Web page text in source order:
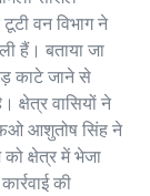
वन विभाग ने
हैं। बताया जा
काटे जाने से
क्षेत्र वासियों ने
आशुतोष सिंह ने
क्षेत्र में भेजा
की